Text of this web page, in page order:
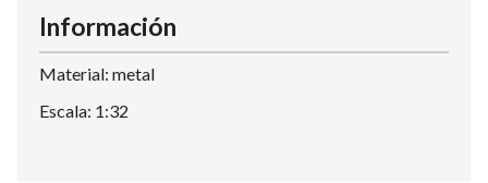
Información
Material: metal
Escala: 1:32